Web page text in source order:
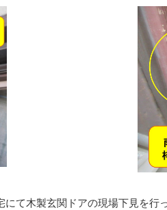
て木製玄関ドアの現場下見を行